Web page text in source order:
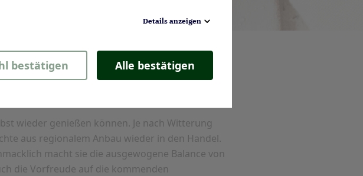
Details anzeigen
bestätigen Alle bestätigen
geht an den Start. Da lohnt sich
wieder genießen können. Je nach Witterung
aus regionalem Anbau wieder in den Handel.
macht sie die ausgewogene Balance von
die Vorfreude auf die kommenden